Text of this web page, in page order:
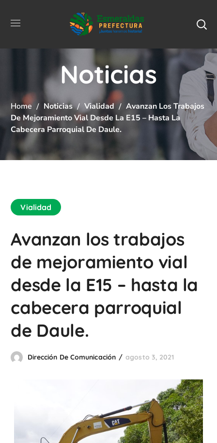
Noticias
Home Noticias Vialidad
Avanzan Los Trabajos
De Mejoramiento Vial Desde La E15 – Hasta La
Cabecera Parroquial De Daule.
Vialidad
Avanzan los trabajos
de mejoramiento vial
desde la E15 – hasta la
cabecera parroquial
de Daule.
Dirección De Comunicación agosto 3, 2021